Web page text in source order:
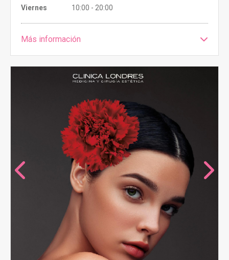
Viernes
10:00 - 20:00
Más información